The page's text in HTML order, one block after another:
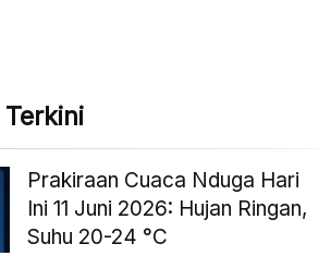
Terkini
Prakiraan Cuaca Nduga Hari
Ini 11 Juni 2026: Hujan Ringan,
Suhu 20-24 °C